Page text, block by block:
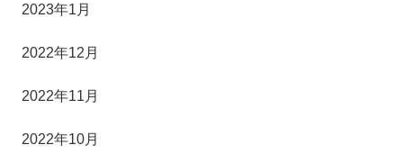
2023年1月
2022年12月
2022年11月
2022年10月